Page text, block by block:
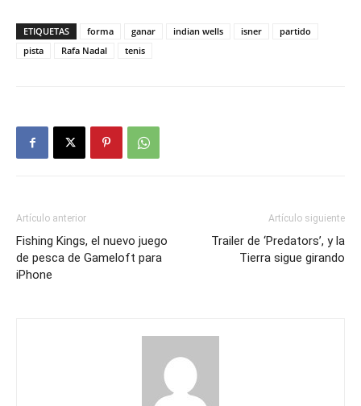
ETIQUETAS forma ganar indian wells isner
partido
pista
Rafa Nadal tenis
Artículo anterior
Fishing Kings, el nuevo juego
de pesca de Gameloft para
iPhone
Artículo siguiente
Trailer de ‘Predators’, y la
Tierra sigue girando